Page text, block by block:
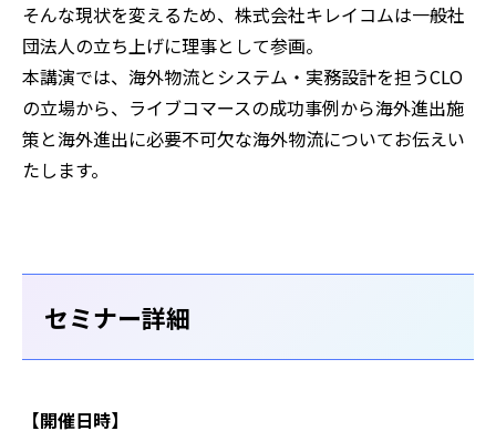
そんな現状を変えるため、株式会社キレイコムは一般社
団法人の立ち上げに理事として参画。
本講演では、海外物流とシステム・実務設計を担うCLO
の立場から、ライブコマースの成功事例から海外進出施
策と海外進出に必要不可欠な海外物流についてお伝えい
たします。
セミナー詳細
【開催日時】